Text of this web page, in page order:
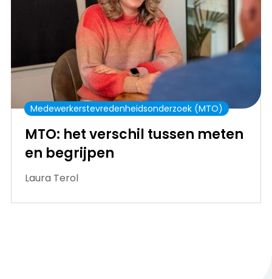
Medewerkerstevredenheidsonderzoek (MTO)
MTO: het verschil tussen meten
en begrijpen
Laura Terol